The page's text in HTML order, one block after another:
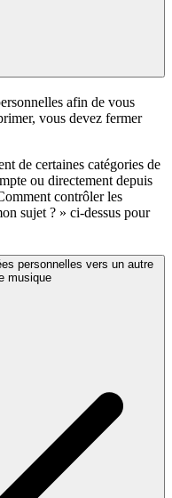
afin de vous
vous devez fermer
de certaines catégories de
ou directement depuis
contrôler les
sujet ? » ci-dessus pour
personnelles vers un autre
musique